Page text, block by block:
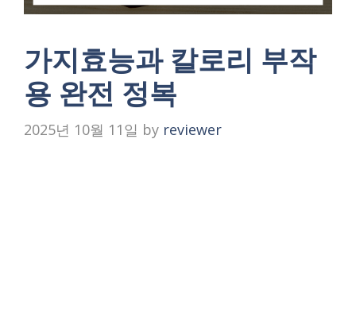
가지효능과 칼로리 부작
용 완전 정복
2025년 10월 11일 by reviewer